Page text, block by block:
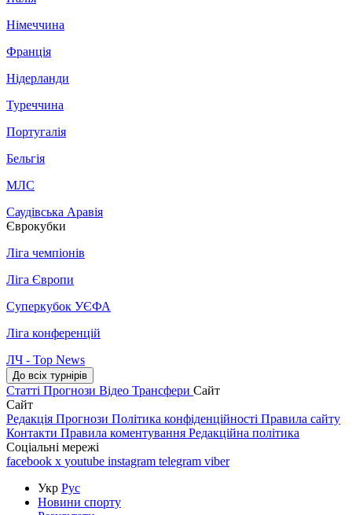
Німеччина
Франція
Нідерланди
Туреччина
Португалія
Бельгія
МЛС
Саудівська Аравія
Єврокубки
Ліга чемпіонів
Ліга Європи
Суперкубок УЄФА
Ліга конференцій
ЛЧ - Top News
До всіх турнірів
Статті Прогнози Відео Трансфери Сайт
Сайт
Редакція Прогнози Політика конфіденційності Правила сайту
Контакти Правила коментування Редакційна політика
Соціальні мережі
facebook x youtube instagram telegram viber
Укр Рус
Новини спорту